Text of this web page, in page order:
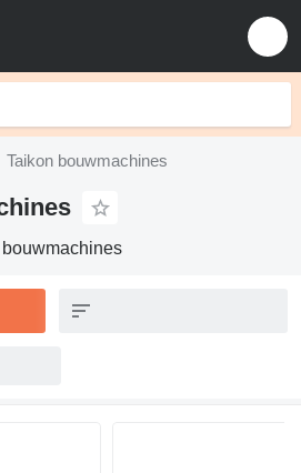
Taikon bouwmachines